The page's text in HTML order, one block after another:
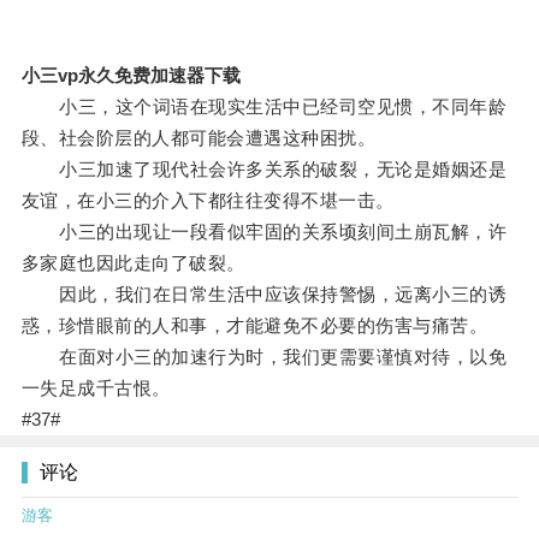
小三vp永久免费加速器下载
小三，这个词语在现实生活中已经司空见惯，不同年龄
段、社会阶层的人都可能会遭遇这种困扰。
小三加速了现代社会许多关系的破裂，无论是婚姻还是
友谊，在小三的介入下都往往变得不堪一击。
小三的出现让一段看似牢固的关系顷刻间土崩瓦解，许
多家庭也因此走向了破裂。
因此，我们在日常生活中应该保持警惕，远离小三的诱
惑，珍惜眼前的人和事，才能避免不必要的伤害与痛苦。
在面对小三的加速行为时，我们更需要谨慎对待，以免
一失足成千古恨。
#37#
评论
游客